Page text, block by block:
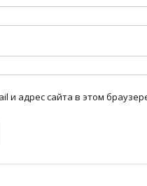
и адрес сайта в этом